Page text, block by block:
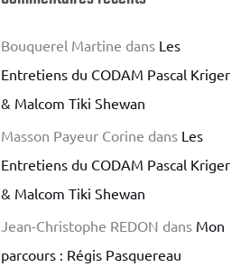
Bouquerel Martine dans Les
Entretiens du CODAM Pascal Kriger
& Malcom Tiki Shewan
Masson Payeur Corine dans Les
Entretiens du CODAM Pascal Kriger
& Malcom Tiki Shewan
Jean-Christophe REDON dans Mon
parcours : Régis Pasquereau